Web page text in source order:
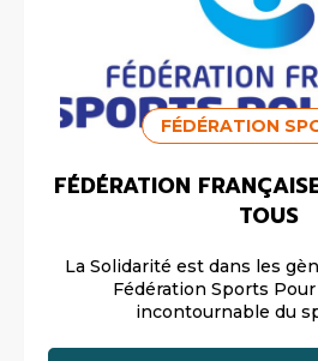
FÉDÉRATION
FÉDÉRATION
TOUS
La Solidarité est dans les
Fédération Sports
incontournable du